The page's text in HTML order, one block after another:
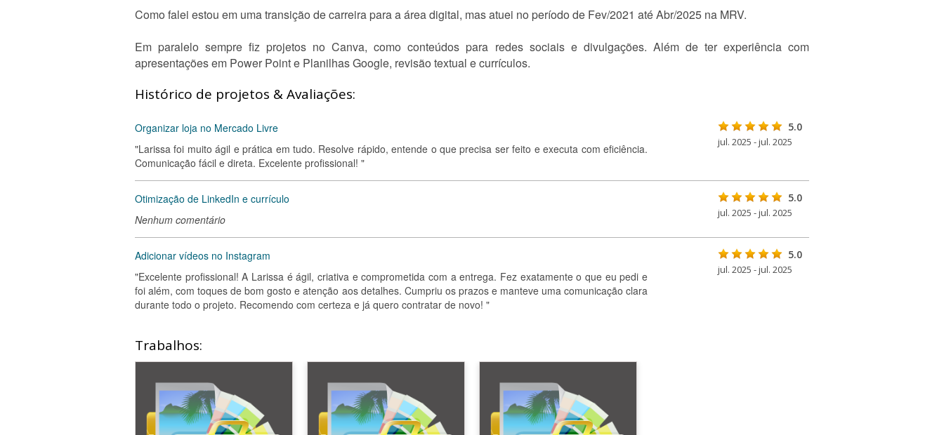
Como falei estou em uma transição de carreira para a área digital, mas atuei no período de Fev/2021 até Abr/2025 na MRV.
Em paralelo sempre fiz projetos no Canva, como conteúdos para redes sociais e divulgações. Além de ter experiência com
apresentações em Power Point e Planilhas Google, revisão textual e currículos.
Histórico de projetos & Avaliações:
Organizar loja no Mercado Livre
"Larissa foi muito ágil e prática em tudo. Resolve rápido, entende o que precisa ser feito e executa com eficiência.
Comunicação fácil e direta. Excelente profissional! "
5.0
jul. 2025 - jul. 2025
Otimização de LinkedIn e currículo
Nenhum comentário
5.0
jul. 2025 - jul. 2025
Adicionar vídeos no Instagram
"Excelente profissional! A Larissa é ágil, criativa e comprometida com a entrega. Fez exatamente o que eu pedi e
foi além, com toques de bom gosto e atenção aos detalhes. Cumpriu os prazos e manteve uma comunicação clara
durante todo o projeto. Recomendo com certeza e já quero contratar de novo! "
5.0
jul. 2025 - jul. 2025
Trabalhos: